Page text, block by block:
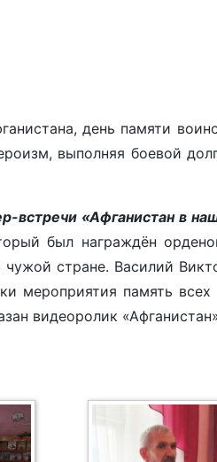
день памяти
выполняя боевой
встречи «Афганистан в
был награждён
стране. Василий
мероприятия память
видеоролик